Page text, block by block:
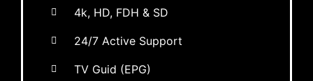
4k, HD, FDH & SD
24/7 Active Support
TV Guid (EPG)